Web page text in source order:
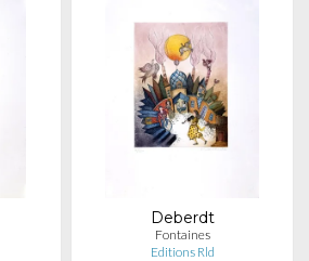
Deberdt
Fontaines
Editions Rld